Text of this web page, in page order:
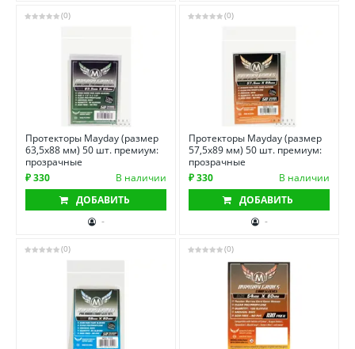
(0)
Протекторы Mayday (размер
63,5х88 мм) 50 шт. премиум:
прозрачные
₽ 330
В наличии
ДОБАВИТЬ
-
(0)
Протекторы Mayday (размер
57,5х89 мм) 50 шт. премиум:
прозрачные
₽ 330
В наличии
ДОБАВИТЬ
-
(0) (0)